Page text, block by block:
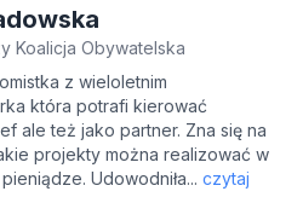
Koalicja Obywatelska
z wieloletnim
która potrafi kierować
ale też jako partner. Zna się na
projekty można realizować w
Udowodniła... czytaj